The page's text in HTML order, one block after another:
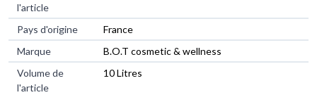
l'article
Pays d'origine
France
Marque
B.O.T cosmetic & wellness
Volume de
l'article
10 Litres